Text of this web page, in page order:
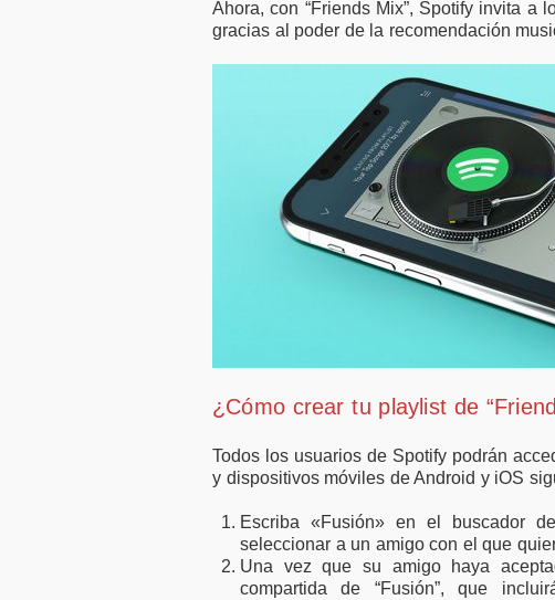
Ahora, con “Friends Mix”, Spotify invita a
gracias al poder de la recomendación
¿Cómo crear tu playlist de
Todos los usuarios de Spotify podrán
y dispositivos móviles de Android y iOS
Escriba «Fusión» en el buscador
seleccionar a un amigo con el que
Una vez que su amigo haya
compartida de “Fusión”, que